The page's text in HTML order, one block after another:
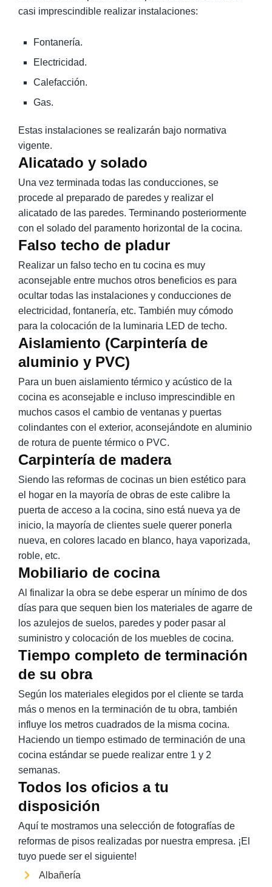
casi imprescindible realizar instalaciones:
Fontanería.
Electricidad.
Calefacción.
Gas.
Estas instalaciones se realizarán bajo normativa
vigente.
Alicatado y solado
Una vez terminada todas las conducciones, se
procede al preparado de paredes y realizar el
alicatado de las paredes. Terminando posteriormente
con el solado del paramento horizontal de la cocina.
Falso techo de pladur
Realizar un falso techo en tu cocina es muy
aconsejable entre muchos otros beneficios es para
ocultar todas las instalaciones y conducciones de
electricidad, fontanería, etc. También muy cómodo
para la colocación de la luminaria LED de techo.
Aislamiento (Carpintería de
aluminio y PVC)
Para un buen aislamiento térmico y acústico de la
cocina es aconsejable e incluso imprescindible en
muchos casos el cambio de ventanas y puertas
colindantes con el exterior, aconsejándote en aluminio
de rotura de puente térmico o PVC.
Carpintería de madera
Siendo las reformas de cocinas un bien estético para
el hogar en la mayoría de obras de este calibre la
puerta de acceso a la cocina, sino está nueva ya de
inicio, la mayoría de clientes suele querer ponerla
nueva, en colores lacado en blanco, haya vaporizada,
roble, etc.
Mobiliario de cocina
Al finalizar la obra se debe esperar un mínimo de dos
días para que sequen bien los materiales de agarre de
los azulejos de suelos, paredes y poder pasar al
suministro y colocación de los muebles de cocina.
Tiempo completo de terminación
de su obra
Según los materiales elegidos por el cliente se tarda
más o menos en la terminación de tu obra, también
influye los metros cuadrados de la misma cocina.
Haciendo un tiempo estimado de terminación de una
cocina estándar se puede realizar entre 1 y 2
semanas.
Todos los oficios a tu
disposición
Aquí te mostramos una selección de fotografías de
reformas de pisos realizadas por nuestra empresa. ¡El
tuyo puede ser el siguiente!
Albañería